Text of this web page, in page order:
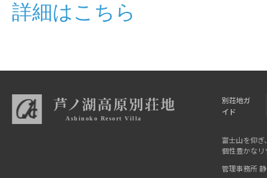
詳細はこちら
別荘地ガ
イド
富士山を仰
個性豊かなリ
管理事務所